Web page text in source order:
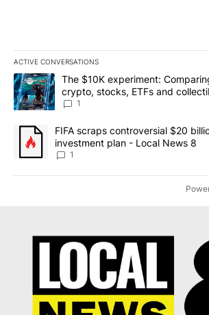
ACTIVE CONVERSATIONS
The following is a list of the most
A trending article titled "The $10K
The $10K experiment:
crypto, stocks, ETFs and
8
1
A trending article titled "FIFA scraps
FIFA scraps controversial $20
investment plan - Local News 8
1